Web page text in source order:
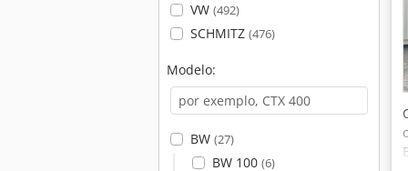
VW (492)
SCHMITZ (476)
Modelo:
BW (27)
BW 100 (6)